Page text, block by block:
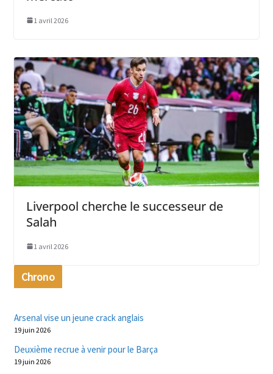
1 avril 2026
Liverpool cherche le successeur de
Salah
1 avril 2026
Chrono
Arsenal vise un jeune crack anglais
19 juin 2026
Deuxième recrue à venir pour le Barça
19 juin 2026